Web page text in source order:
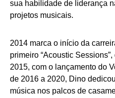
sua habilidade de liderança
projetos musicais.
2014 marca o início da
primeiro “Acoustic
2015, com o lançamento do
de 2016 a 2020, Dino
música nos palcos de